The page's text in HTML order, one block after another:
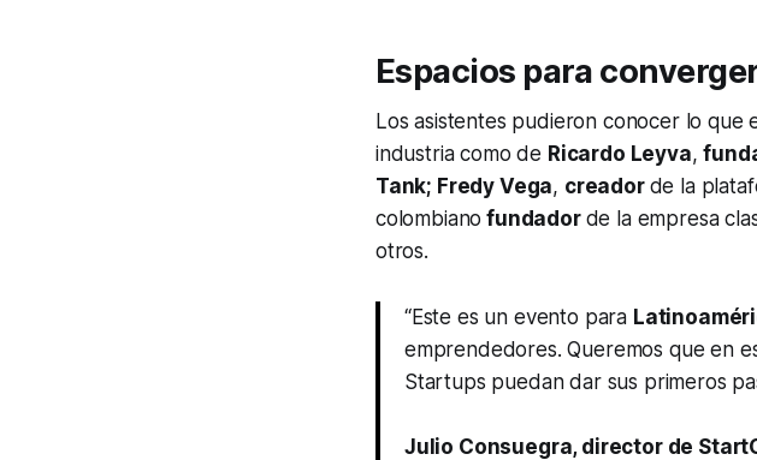
Espacios para
Los asistentes pudieron conocer lo
industria como de Ricardo Leyva,
Tank; Fredy Vega, creador de la
colombiano fundador de la empresa
otros.
“Este es un evento para
emprendedores. Queremos que en
Startups puedan dar sus primeros
Julio Consuegra, director de